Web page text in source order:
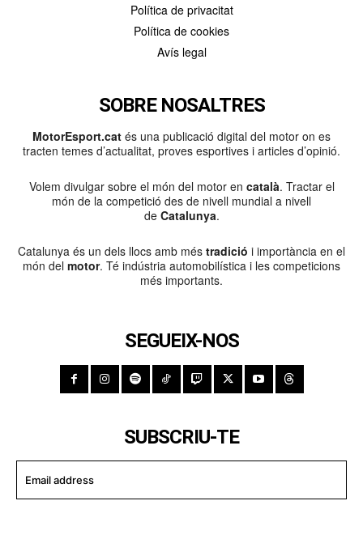
Política de privacitat
Política de cookies
Avís legal
SOBRE NOSALTRES
MotorEsport.cat és una publicació digital del motor on es
tracten temes d’actualitat, proves esportives i articles d’opinió.
Volem divulgar sobre el món del motor en català. Tractar el
món de la competició des de nivell mundial a nivell
de Catalunya.
Catalunya és un dels llocs amb més tradició i importància en el
món del motor. Té indústria automobilística i les competicions
més importants.
SEGUEIX-NOS
SUBSCRIU-TE